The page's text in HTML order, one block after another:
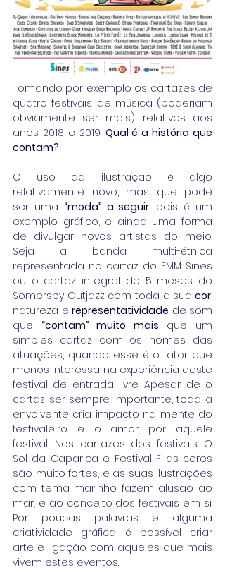
Tomando por exemplo os cartazes de
quatro festivais de música (poderiam
obviamente ser mais), relativos aos
anos 2018 e 2019. Qual é a história que
contam?
O uso da ilustração é algo
relativamente novo, mas que pode
ser uma “moda” a seguir, pois é um
exemplo gráfico, e ainda uma forma
de divulgar novos artistas do meio.
Seja a banda multi-étnica
representada no cartaz do FMM Sines
ou o cartaz integral de 5 meses do
Somersby Outjazz com toda a sua cor,
natureza e representatividade de som
que “contam” muito mais que um
simples cartaz com os nomes das
atuações, quando esse é o fator que
menos interessa na experiência deste
festival de entrada livre. Apesar de o
cartaz ser sempre importante, toda a
envolvente cria impacto na mente do
festivaleiro e o amor por aquele
festival. Nos cartazes dos festivais O
Sol da Caparica e Festival F as cores
são muito fortes, e as suas ilustrações
com tema marinho fazem alusão ao
mar, e ao conceito dos festivais em si.
Por poucas palavras e alguma
criatividade gráfica é possível criar
arte e ligação com aqueles que mais
vivem estes eventos.